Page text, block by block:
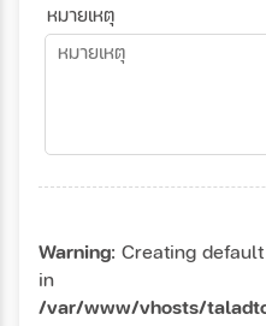
หมายเหตุ
Warning: Creating
in
/var/www/vhosts/